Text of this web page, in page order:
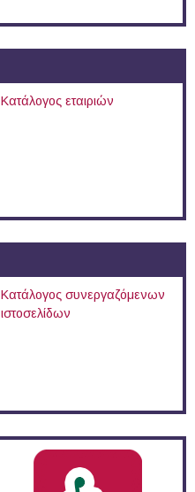
Κατάλογος εταιριών
Κατάλογος συνεργαζόμενων
ιστοσελίδων